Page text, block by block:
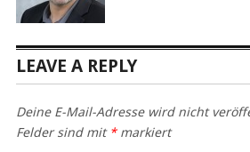
LEAVE A REPLY
Deine E-Mail-Adresse wird nicht
Felder sind mit *markiert